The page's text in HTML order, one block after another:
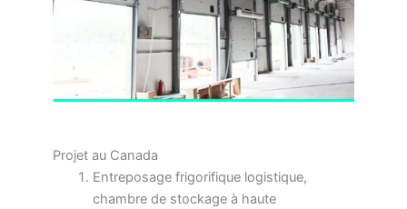
Projet au Canada
Entreposage frigorifique logistique,
chambre de stockage à haute